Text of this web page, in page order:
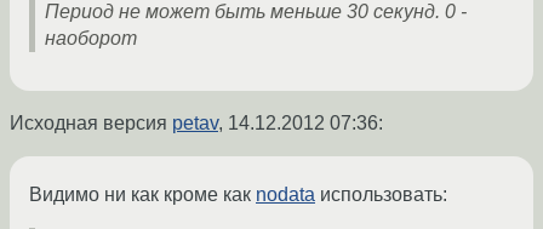
Период не может быть меньше 30 секунд. 0 -
наоборот
Исходная версия petav, 14.12.2012 07:36:
Видимо ни как кроме как nodata использовать: